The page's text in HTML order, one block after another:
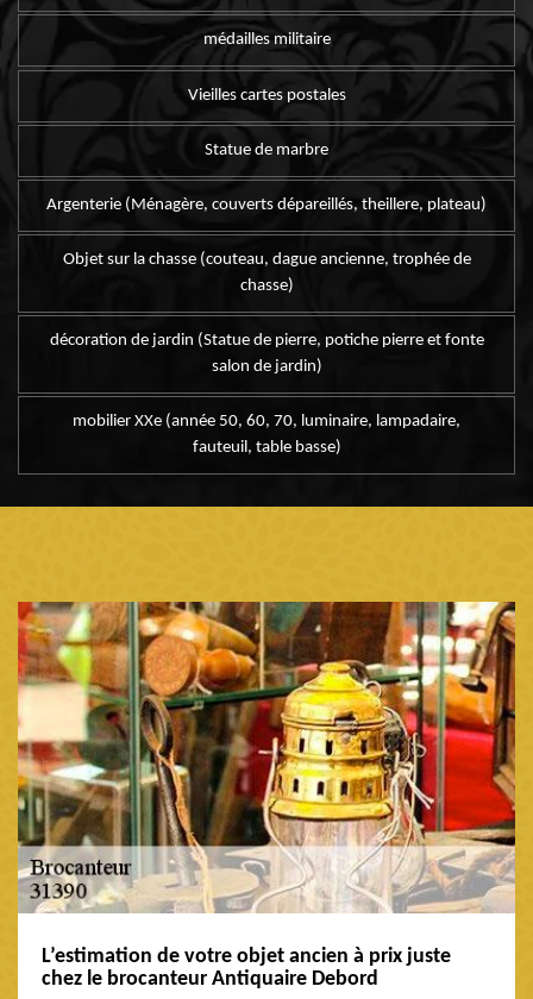
médailles militaire
Vieilles cartes postales
Statue de marbre
Argenterie (Ménagère, couverts dépareillés, theillere, plateau)
Objet sur la chasse (couteau, dague ancienne, trophée de
chasse)
décoration de jardin (Statue de pierre, potiche pierre et fonte
salon de jardin)
mobilier XXe (année 50, 60, 70, luminaire, lampadaire,
fauteuil, table basse)
L’estimation de votre objet ancien à prix juste
chez le brocanteur Antiquaire Debord